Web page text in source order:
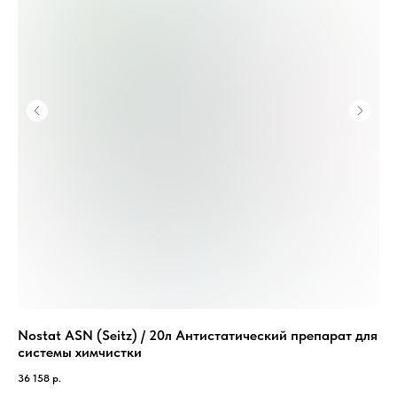
Nostat ASN (Seitz) / 20л Антистатический препарат для
системы химчистки
36 158 р.